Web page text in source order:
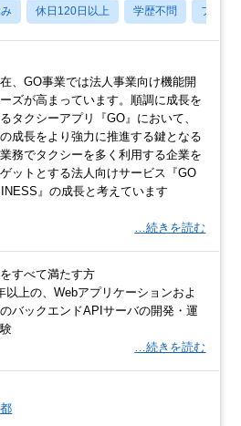
休日120日以上 学歴不問 フレッ
、GO事業では法人事業向け機能開
ズが高まっています。順調に成長を
タクシーアプリ『GO』において、
成長をより強力に推進する鍵となる
務でタクシーを多く利用する企業を
ットとする法人向けサービス『GO
』の成長と考えています
…続きを読む
すべて満たす方
以上の、Webアプリケーションおよ
バックエンドAPIサーバの開発・運
…続きを読む